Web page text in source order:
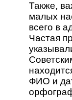
Также,
малых
всего в
Частая
ФИО и